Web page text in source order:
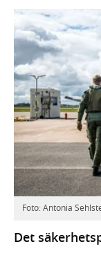
Foto: Antonia
Det